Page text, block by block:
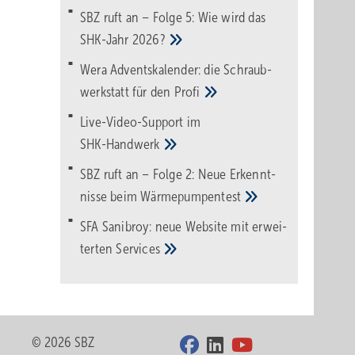
SBZ ruft an – Folge 5: Wie wird das
SHK-Jahr 2026?
Wera Adventskalender: die Schraub­
werk­statt für den Pro­fi
Live-Video-Support im
SHK-Handwerk
SBZ ruft an – Folge 2: Neue Erkennt­
nisse beimWärme­pumpen­test
SFA Sanibroy: neue Web­site mit erwei­
tertenServices
© 2026 SBZ